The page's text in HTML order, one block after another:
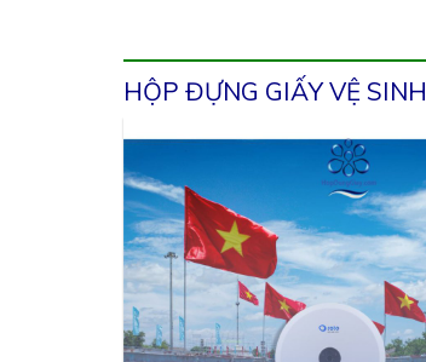
HỘP ĐỰNG GIẤY VỆ SINH